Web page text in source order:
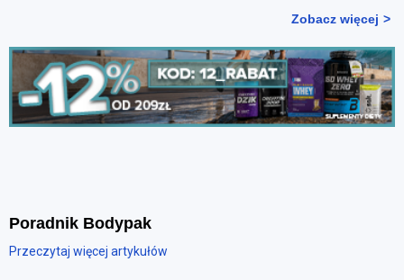
Zobacz więcej
Poradnik Bodypak
Przeczytaj więcej artykułów